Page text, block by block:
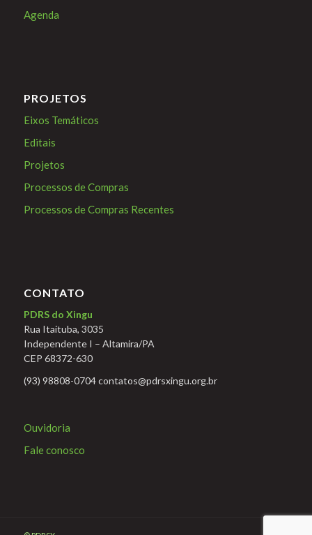
Agenda
PROJETOS
Eixos Temáticos
Editais
Projetos
Processos de Compras
Processos de Compras Recentes
CONTATO
PDRS do Xingu
Rua Itaituba, 3035
Independente I – Altamira/PA
CEP 68372-630
(93) 98808-0704 contatos@pdrsxingu.org.br
Ouvidoria
Fale conosco